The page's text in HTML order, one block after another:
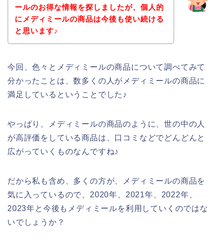
ールのお得な情報を探しましたが、個人的
にメディミールの商品は今後も使い続ける
と思います♪
今回、色々とメディミールの商品について調べてみて
分かったことは、数多くの人がメディミールの商品に
満足しているということでした♪
やっぱり、メディミールの商品のように、世の中の人
が高評価をしている商品は、口コミなどでどんどんと
広がっていくものなんですね♪
だから私も含め、多くの方が、メディミールの商品を
気に入っているので、2020年、2021年、2022年、
2023年と今後もメディミールを利用していくのではな
いでしょうか？